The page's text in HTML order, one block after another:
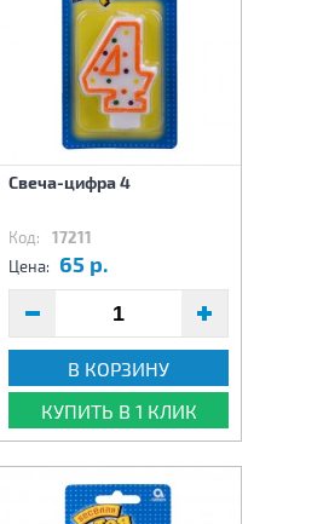
Свеча-цифра 4
Код: 17211
Цена: 65 р.
В КОРЗИНУ
КУПИТЬ В 1 КЛИК